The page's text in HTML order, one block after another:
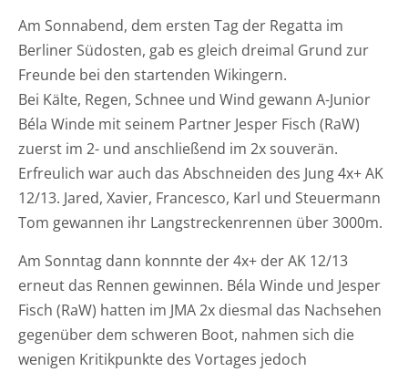
Am Sonnabend, dem ersten Tag der Regatta im
Berliner Südosten, gab es gleich dreimal Grund zur
Freunde bei den startenden Wikingern.
Bei Kälte, Regen, Schnee und Wind gewann A-Junior
Béla Winde mit seinem Partner Jesper Fisch (RaW)
zuerst im 2- und anschließend im 2x souverän.
Erfreulich war auch das Abschneiden des Jung 4x+ AK
12/13. Jared, Xavier, Francesco, Karl und Steuermann
Tom gewannen ihr Langstreckenrennen über 3000m.
Am Sonntag dann konnnte der 4x+ der AK 12/13
erneut das Rennen gewinnen. Béla Winde und Jesper
Fisch (RaW) hatten im JMA 2x diesmal das Nachsehen
gegenüber dem schweren Boot, nahmen sich die
wenigen Kritikpunkte des Vortages jedoch